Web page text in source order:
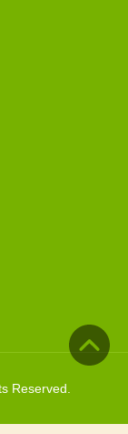
Reserved.